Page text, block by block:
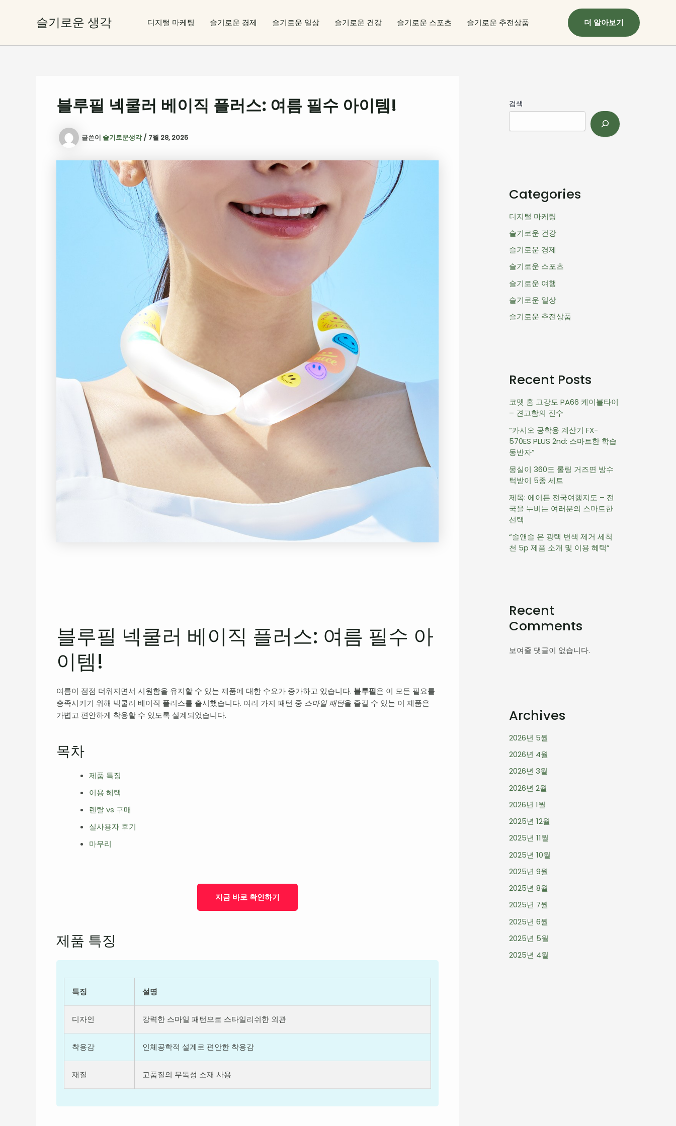
슬기로운 생각 디지털 마케팅 슬기로운 경제 슬기로운 일상 슬기로운 건강 슬기로운 스포츠 슬기로운 추전상품 더 알아보기
블루필 넥쿨러 베이직 플러스: 여름 필수 아이템!
글쓴이 슬기로운생각/ 7월 28, 2025
블루필 넥쿨러 베이직 플러스: 여름 필수 아
이템!
여름이 점점 더워지면서 시원함을 유지할 수 있는 제품에 대한 수요가 증가하고 있습니다. 블루필은 이 모든 필요를
충족시키기 위해 넥쿨러 베이직 플러스를 출시했습니다. 여러 가지 패턴 중 스마일 패턴을 즐길 수 있는 이 제품은
가볍고 편안하게 착용할 수 있도록 설계되었습니다.
목차
제품 특징
이용 혜택
렌탈 vs 구매
실사용자 후기
마무리
지금 바로 확인하기
제품 특징
특징 설명
디자인 강력한 스마일 패턴으로 스타일리쉬한 외관
착용감 인체공학적 설계로 편안한 착용감
재질 고품질의 무독성 소재 사용
검색
Categories
디지털 마케팅
슬기로운 건강
슬기로운 경제
슬기로운 스포츠
슬기로운 여행
슬기로운 일상
슬기로운 추전상품
Recent Posts
코멧 홈 고강도 PA66 케이블타이
– 견고함의 진수
“카시오 공학용 계산기 FX-
570ES PLUS 2nd: 스마트한 학습
동반자”
몽실이 360도 롤링 거즈면 방수
턱받이 5종 세트
제목: 에이든 전국여행지도 – 전
국을 누비는 여러분의 스마트한
선택
“솔앤솔 은 광택 변색 제거 세척
천 5p 제품 소개 및 이용 혜택”
Recent
Comments
보여줄 댓글이 없습니다.
Archives
2026년 5월
2026년 4월
2026년 3월
2026년 2월
2026년 1월
2025년 12월
2025년 11월
2025년 10월
2025년 9월
2025년 8월
2025년 7월
2025년 6월
2025년 5월
2025년 4월